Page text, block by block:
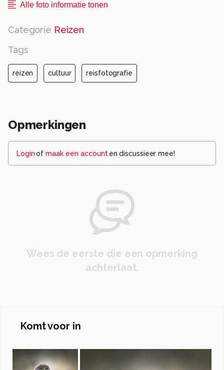
Alle foto informatie tonen
Categorie Reizen
Tags
reizen cultuur reisfotografie
Opmerkingen
Loginof maak een account en discussieer mee!
Wees de eerste die een opmerking
achterlaat.
Komt voor in